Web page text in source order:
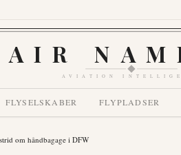
AIR
AVIATION
FLYSELSKABER FLYPLADSER
om håndbagage i DFW